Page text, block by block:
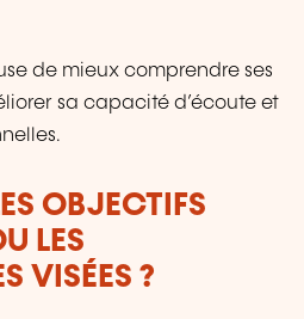
de mieux comprendre ses
sa capacité d’écoute et
OBJECTIFS
LES
VISÉES ?